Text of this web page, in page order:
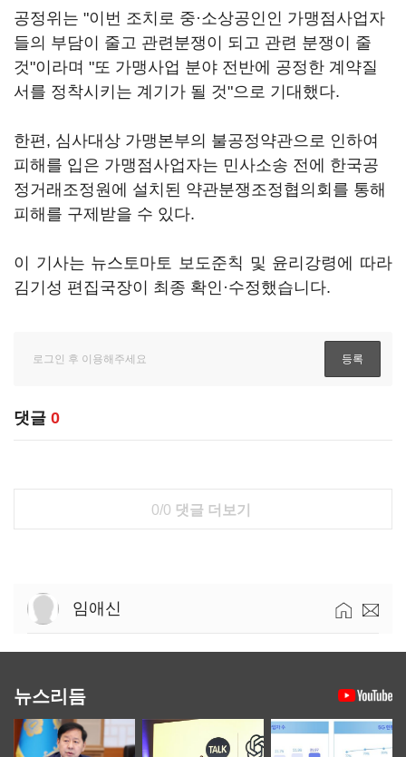
공정위는 "이번 조치로 중·소상공인인 가맹점사업자
들의 부담이 줄고 관련분쟁이 되고 관련 분쟁이 줄
것"이라며 "또 가맹사업 분야 전반에 공정한 계약질
서를 정착시키는 계기가 될 것"으로 기대했다.
한편, 심사대상 가맹본부의 불공정약관으로 인하여
피해를 입은 가맹점사업자는 민사소송 전에 한국공
정거래조정원에 설치된 약관분쟁조정협의회를 통해
피해를 구제받을 수 있다.
이 기사는 뉴스토마토 보도준칙 및 윤리강령에 따라
김기성 편집국장이 최종 확인·수정했습니다.
댓글 0
0/0 댓글 더보기
임애신
뉴스리듬